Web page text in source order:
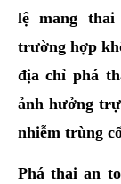
lệ mang thai
trường hợp
địa chỉ phá
ảnh hưởng
nhiễm trùng
Phá thai an